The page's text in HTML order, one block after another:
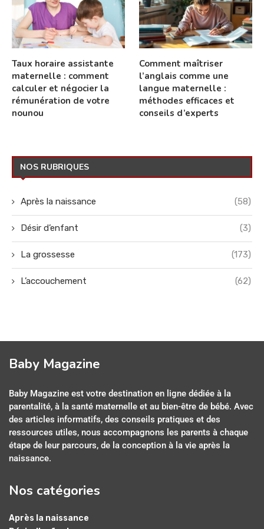
Taux horaire assistante
maternelle : comment
calculer et négocier la
rémunération de votre
nounou
Comment maîtriser
l’anglais comme une
langue maternelle :
méthodes efficaces et
conseils d’experts
NOS RUBRIQUES
Après la naissance (58)
Désir d’enfant (3)
La grossesse (173)
L’accouchement (62)
Baby Magazine
Baby Magazine est votre destination en ligne dédiée à la
parentalité, à la santé maternelle et au bien-être de bébé. Avec
des articles informatifs, des conseils pratiques et des
ressources utiles, nous accompagnons les parents à chaque
étape de leur parcours, de la conception à la vie après la
naissance.
Nos catégories
Après la naissance